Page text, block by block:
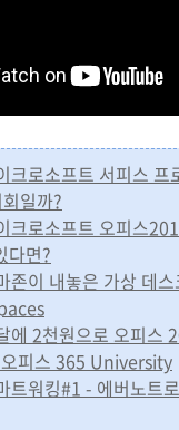
로소프트 서피스
일까?
로소프트 오피스
다면?
이 내놓은 가상 데스
2천원으로 오피스
피스 365 University
워킹#1 - 에버노트